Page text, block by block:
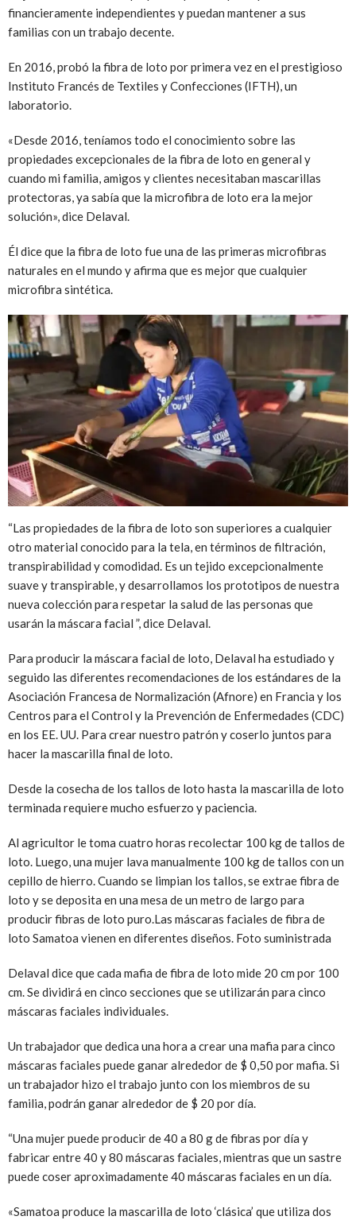
financieramente independientes y puedan mantener a sus
familias con un trabajo decente.
En 2016, probó la fibra de loto por primera vez en el prestigioso
Instituto Francés de Textiles y Confecciones (IFTH), un
laboratorio.
«Desde 2016, teníamos todo el conocimiento sobre las
propiedades excepcionales de la fibra de loto en general y
cuando mi familia, amigos y clientes necesitaban mascarillas
protectoras, ya sabía que la microfibra de loto era la mejor
solución», dice Delaval.
Él dice que la fibra de loto fue una de las primeras microfibras
naturales en el mundo y afirma que es mejor que cualquier
microfibra sintética.
“Las propiedades de la fibra de loto son superiores a cualquier
otro material conocido para la tela, en términos de filtración,
transpirabilidad y comodidad. Es un tejido excepcionalmente
suave y transpirable, y desarrollamos los prototipos de nuestra
nueva colección para respetar la salud de las personas que
usarán la máscara facial ”, dice Delaval.
Para producir la máscara facial de loto, Delaval ha estudiado y
seguido las diferentes recomendaciones de los estándares de la
Asociación Francesa de Normalización (Afnore) en Francia y los
Centros para el Control y la Prevención de Enfermedades (CDC)
en los EE. UU. Para crear nuestro patrón y coserlo juntos para
hacer la mascarilla final de loto.
Desde la cosecha de los tallos de loto hasta la mascarilla de loto
terminada requiere mucho esfuerzo y paciencia.
Al agricultor le toma cuatro horas recolectar 100 kg de tallos de
loto. Luego, una mujer lava manualmente 100 kg de tallos con un
cepillo de hierro. Cuando se limpian los tallos, se extrae fibra de
loto y se deposita en una mesa de un metro de largo para
producir fibras de loto puro.Las máscaras faciales de fibra de
loto Samatoa vienen en diferentes diseños. Foto suministrada
Delaval dice que cada mafia de fibra de loto mide 20 cm por 100
cm. Se dividirá en cinco secciones que se utilizarán para cinco
máscaras faciales individuales.
Un trabajador que dedica una hora a crear una mafia para cinco
máscaras faciales puede ganar alrededor de $ 0,50 por mafia. Si
un trabajador hizo el trabajo junto con los miembros de su
familia, podrán ganar alrededor de $ 20 por día.
“Una mujer puede producir de 40 a 80 g de fibras por día y
fabricar entre 40 y 80 máscaras faciales, mientras que un sastre
puede coser aproximadamente 40 máscaras faciales en un día.
«Samatoa produce la mascarilla de loto ‘clásica’ que utiliza dos